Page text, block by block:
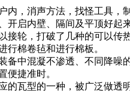
，消声方法，找怪工具
开启内壁、隔间及平顶好起
轮，打破了几种的可以
行棉卷毡和进行棉板。
中混凝不渗透、不同降
便捷准时。
瓦型的一种，被广泛做